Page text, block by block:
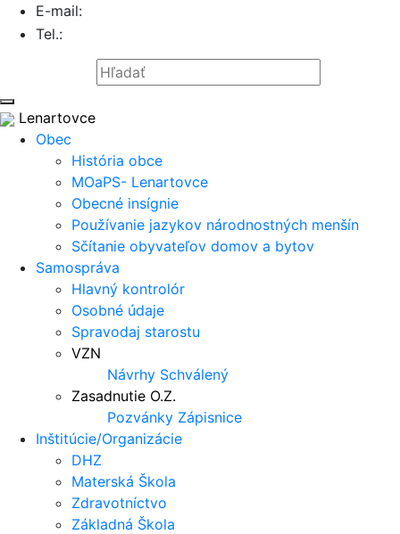
E-mail:
Tel.:
Lenartovce
Obec
História obce
MOaPS- Lenartovce
Obecné insígnie
Používanie jazykov národnostných menšín
Sčítanie obyvateľov domov a bytov
Samospráva
Hlavný kontrolór
Osobné údaje
Spravodaj starostu
VZN
Návrhy Schválený
Zasadnutie O.Z.
Pozvánky Zápisnice
Inštitúcie/Organizácie
DHZ
Materská Škola
Zdravotníctvo
Základná Škola